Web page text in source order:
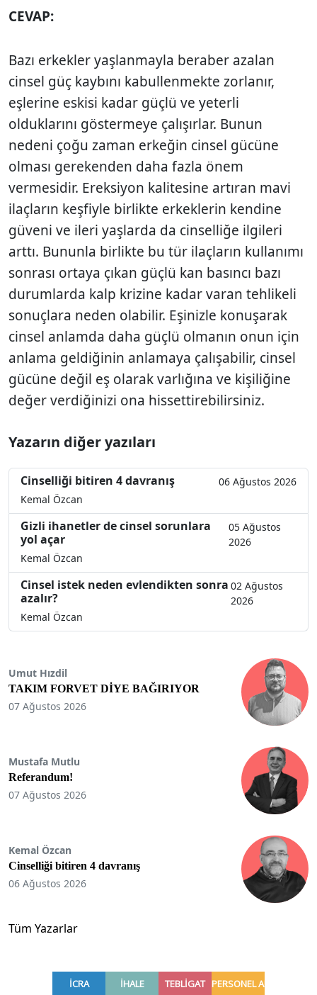
CEVAP:
Bazı erkekler yaşlanmayla beraber azalan
cinsel güç kaybını kabullenmekte zorlanır,
eşlerine eskisi kadar güçlü ve yeterli
olduklarını göstermeye çalışırlar. Bunun
nedeni çoğu zaman erkeğin cinsel gücüne
olması gerekenden daha fazla önem
vermesidir. Ereksiyon kalitesine artıran mavi
ilaçların keşfiyle birlikte erkeklerin kendine
güveni ve ileri yaşlarda da cinselliğe ilgileri
arttı. Bununla birlikte bu tür ilaçların kullanımı
sonrası ortaya çıkan güçlü kan basıncı bazı
durumlarda kalp krizine kadar varan tehlikeli
sonuçlara neden olabilir. Eşinizle konuşarak
cinsel anlamda daha güçlü olmanın onun için
anlama geldiğinin anlamaya çalışabilir, cinsel
gücüne değil eş olarak varlığına ve kişiliğine
değer verdiğinizi ona hissettirebilirsiniz.
Yazarın diğer yazıları
Cinselliği bitiren 4 davranış
06 Ağustos 2026
Kemal Özcan
Gizli ihanetler de cinsel sorunlara
yol açar
05 Ağustos
2026
Kemal Özcan
Cinsel istek neden evlendikten sonra
azalır?
02 Ağustos
2026
Kemal Özcan
Umut Hızdil
TAKIM FORVET DİYE BAĞIRIYOR
07 Ağustos 2026
Mustafa Mutlu
Referandum!
07 Ağustos 2026
Kemal Özcan
Cinselliği bitiren 4 davranış
06 Ağustos 2026
Tüm Yazarlar